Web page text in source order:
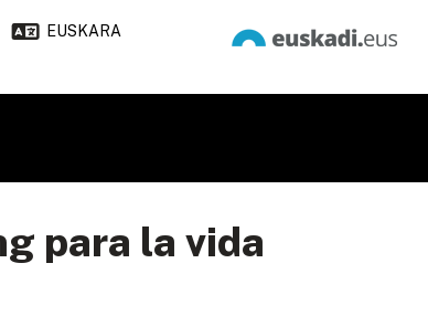
EUSKARA
para la vida